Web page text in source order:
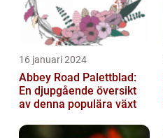
16 januari 2024
Abbey Road Palettblad:
En djupgående översikt
av denna populära växt